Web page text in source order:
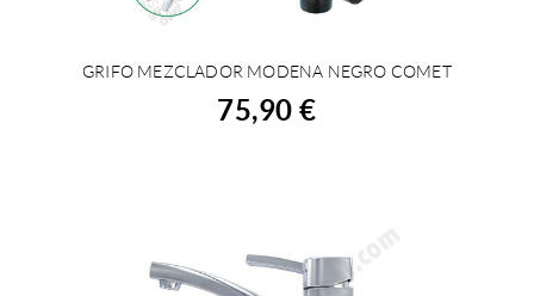
COMPRAR
GRIFO MEZCLADOR MODENA NEGRO COMET
75,90 €